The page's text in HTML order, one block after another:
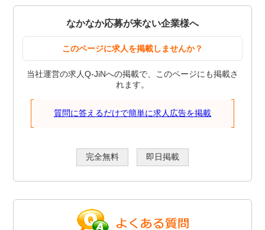
なかなか応募が来ない企業様へ
このページに求人を掲載しませんか？
当社運営の求人Q-JiNへの掲載で、このページにも掲載さ
れます。
質問に答えるだけで簡単に求人広告を掲載
完全無料 即日掲載